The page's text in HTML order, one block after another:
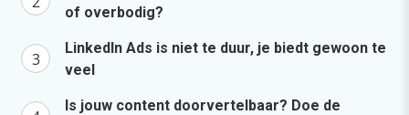
of overbodig?
LinkedIn Ads is niet te duur, je biedt gewoon te
veel
Is jouw content doorvertelbaar? Doe de